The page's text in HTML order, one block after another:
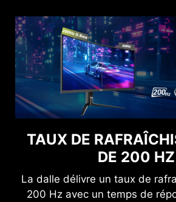
TAUX DE
DE 200 HZ
La dalle délivre un taux de
200 Hz avec un temps de
POUR VOS
Les technologies
réduction de lumière bleue
expérience très confortable